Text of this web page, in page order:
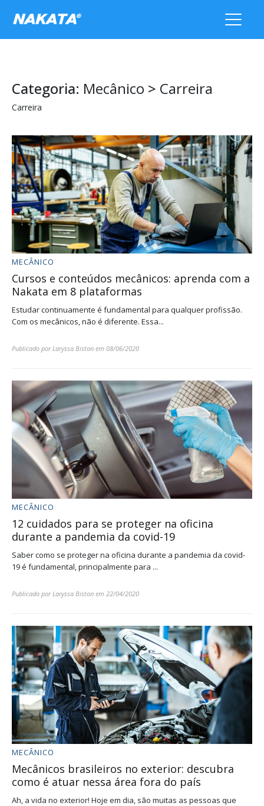
Categoria: Mecânico > Carreira
Carreira
MECÂNICO
Cursos e conteúdos mecânicos: aprenda com a
Nakata em 8 plataformas
Estudar continuamente é fundamental para qualquer profissão.
Com os mecânicos, não é diferente. Essa...
Publicado porLaryssa Biston em 08/06/2020
MECÂNICO
12 cuidados para se proteger na oficina
durante a pandemia da covid-19
Saber como se proteger na oficina durante a pandemia da covid-
19 é fundamental, principalmente para ...
Publicado porLaryssa Biston em 22/04/2020
MECÂNICO
Mecânicos brasileiros no exterior: descubra
como é atuar nessa área fora do país
Ah, a vida no exterior! Hoje em dia, são muitas as pessoas que